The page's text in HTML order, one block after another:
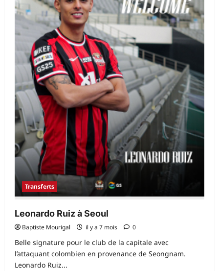
Transferts
Leonardo Ruiz à Seoul
Baptiste Mourigal il y a 7 mois 0
Belle signature pour le club de la capitale avec
l’attaquant colombien en provenance de Seongnam.
Leonardo Ruiz...